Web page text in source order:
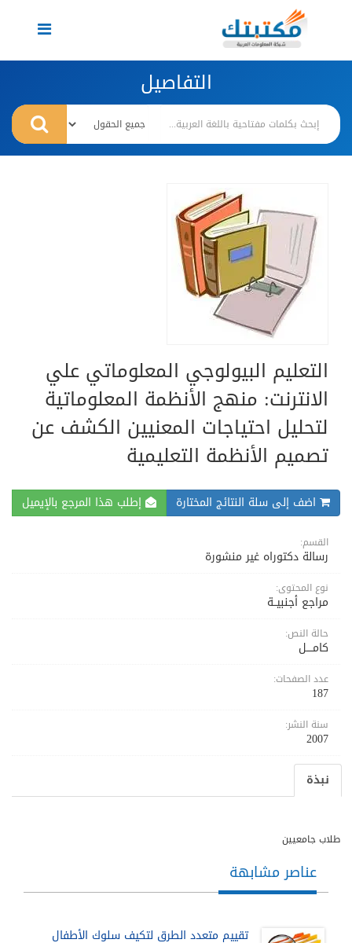
Toggle
navigation
التفاصيل
التعليم البيولوجي المعلوماتي علي
الانترنت: منهج الأنظمة المعلوماتية
لتحليل احتياجات المعنيين الكشف عن
تصميم الأنظمة التعليمية
اضف إلى سلة النتائج المختارة إطلب هذا المرجع بالإيميل
القسم:
رسالة دكتوراه غير منشورة
نوع المحتوى:
مراجع أجنبيــة
حالة النص:
كامــــل
عدد الصفحات:
187
سنة النشر:
2007
نبذة
طلاب جامعيين
عناصر مشابهة
تقييم متعدد الطرق لتكيف سلوك الأطفال